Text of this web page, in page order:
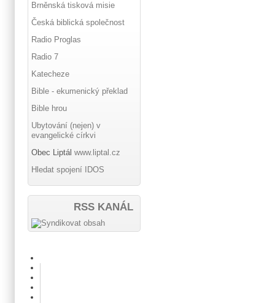
Brněnská tisková misie
Česká biblická společnost
Radio Proglas
Radio 7
Katecheze
Bible - ekumenický překlad
Bible hrou
Ubytování (nejen) v
evangelické církvi
Obec Liptál www.liptal.cz
Hledat spojení IDOS
RSS KANÁL